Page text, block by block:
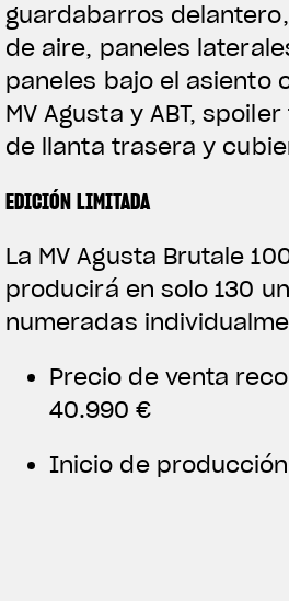
guardabarros
de aire, paneles
paneles bajo el asiento
MV Agusta y ABT,
de llanta trasera y
EDICIÓN LIMITADA
La MV Agusta Brutale
producirá en solo 130
numeradas
Precio de venta
40.990 €
Inicio de